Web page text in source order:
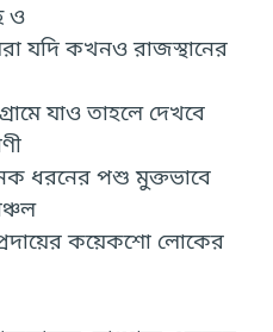
ও
যদি কখনও রাজস্থানের
যাও তাহলে দেখবে
ধরনের পশু মুক্তভাবে
কয়েকশো লোকের